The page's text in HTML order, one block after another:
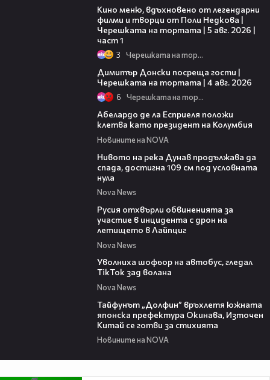
Кино меню, вдъхновено от легендарни
филми и творци от Поли Недкова |
Черешката на тортата | 5 авг. 2026 |
част 1
3 Черешката на тортата
Димитър Донски посреща гости |
Черешката на тортата | 4 авг. 2026
6 Черешката на тортата
Абелардо де ла Есприеля положи
клетва като президент на Колумбия
Новините на NOVA
Нивото на река Дунав продължава да
спада, достигна 109 см под условната
нула
Nova News
Русия отхвърли обвиненията за
участие в инцидента с дрон на
летището в Лайпциг
Nova News
Уволниха шофьор на автобус, гледал
TikTok зад волана
Nova News
Тайфунът „Долфин” връхлетя южната
японска префектура Окинава, Източен
Китай се готви за стихията
Новините на NOVA